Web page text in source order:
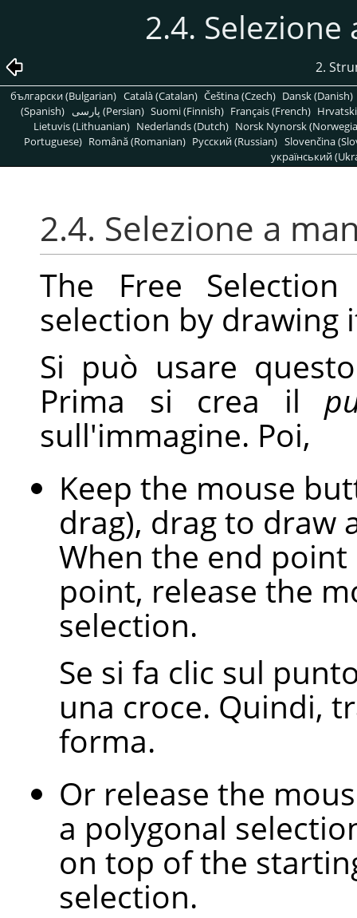
2.4.
2.
български (Bulgarian) Català (Catalan) Čeština (Czech) Dansk (Danish)
(Spanish)
پارسی (Persian) Suomi (Finnish) Français (French)
Lietuvis (Lithuanian) Nederlands (Dutch) Norsk Nynorsk
Portuguese) Română (Romanian) Pусский (Russian) Slovenčina
український
2.4. Selezione a
The Free
selection by
Si può usare
Prima si crea il
sull'immagine. Poi,
Keep the mouse
drag), drag to draw
When the end
point, release the
selection.
Se si fa clic sul
una croce. Quindi,
forma.
Or release the
a polygonal
on top of the
selection.